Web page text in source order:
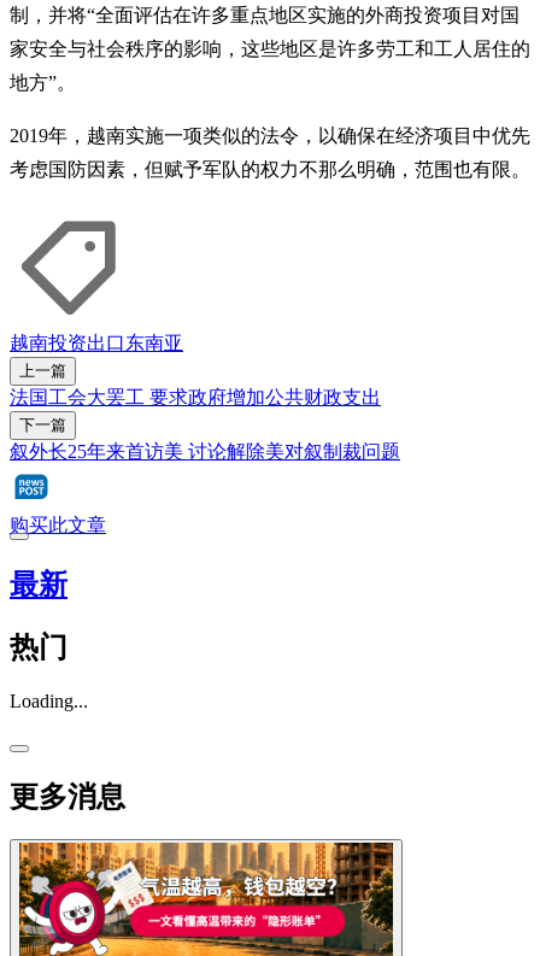
制，并将“全面评估在许多重点地区实施的外商投资项目对国
家安全与社会秩序的影响，这些地区是许多劳工和工人居住的
地方”。
2019年，越南实施一项类似的法令，以确保在经济项目中优先
考虑国防因素，但赋予军队的权力不那么明确，范围也有限。
越南投资出口东南亚
上一篇
法国工会大罢工 要求政府增加公共财政支出
下一篇
叙外长25年来首访美 讨论解除美对叙制裁问题
购买此文章
最新
热门
Loading...
更多消息